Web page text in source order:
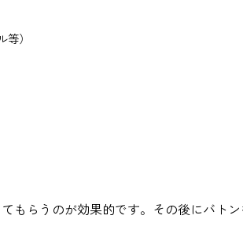
）
もらうのが効果的です。その後にバト